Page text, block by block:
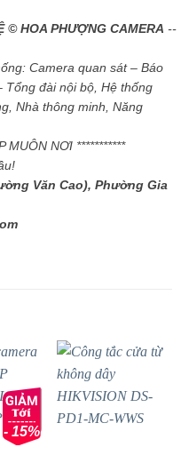
© HOA PHƯỢNG CAMERA --
Camera quan sát – Báo
Tổng đài nội bộ, Hệ thống
Nhà thông minh, Năng
MUÔN NƠI ***********
Văn Cao), Phường Gia
- 15%